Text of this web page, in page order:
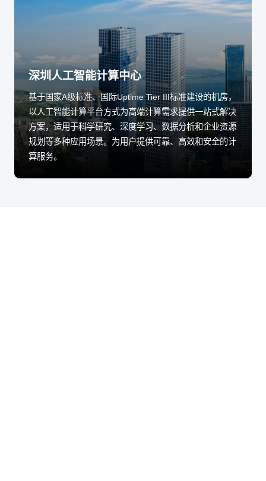
深圳人工智能计算中心
基于国家A级标准、国际Uptime Tier III标准建设的机房，
以人工智能计算平台方式为高端计算需求提供一站式解决
方案，适用于科学研究、深度学习、数据分析和企业资源
规划等多种应用场景。为用户提供可靠、高效和安全的计
算服务。